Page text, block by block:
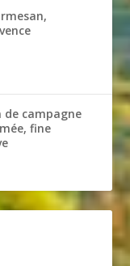
de campagne
fine